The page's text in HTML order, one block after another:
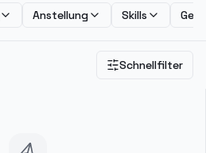
Anstellung Skills
Schnellfilter